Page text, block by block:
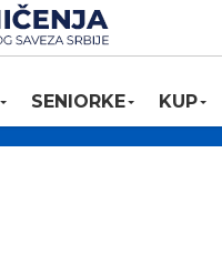
SENIORKE KUP